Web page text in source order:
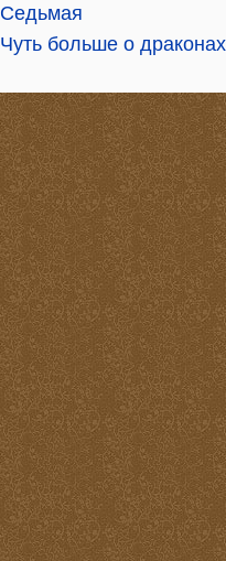
Седьмая
Чуть больше о драконах